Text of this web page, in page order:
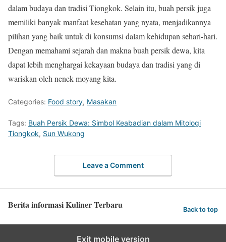
dalam budaya dan tradisi Tiongkok. Selain itu, buah persik juga
memiliki banyak manfaat kesehatan yang nyata, menjadikannya
pilihan yang baik untuk di konsumsi dalam kehidupan sehari-hari.
Dengan memahami sejarah dan makna buah persik dewa, kita
dapat lebih menghargai kekayaan budaya dan tradisi yang di
wariskan oleh nenek moyang kita.
Categories: Food story, Masakan
Tags: Buah Persik Dewa: Simbol Keabadian dalam Mitologi
Tiongkok, Sun Wukong
Leave a Comment
Berita informasi Kuliner Terbaru Back to top
Exit mobile version